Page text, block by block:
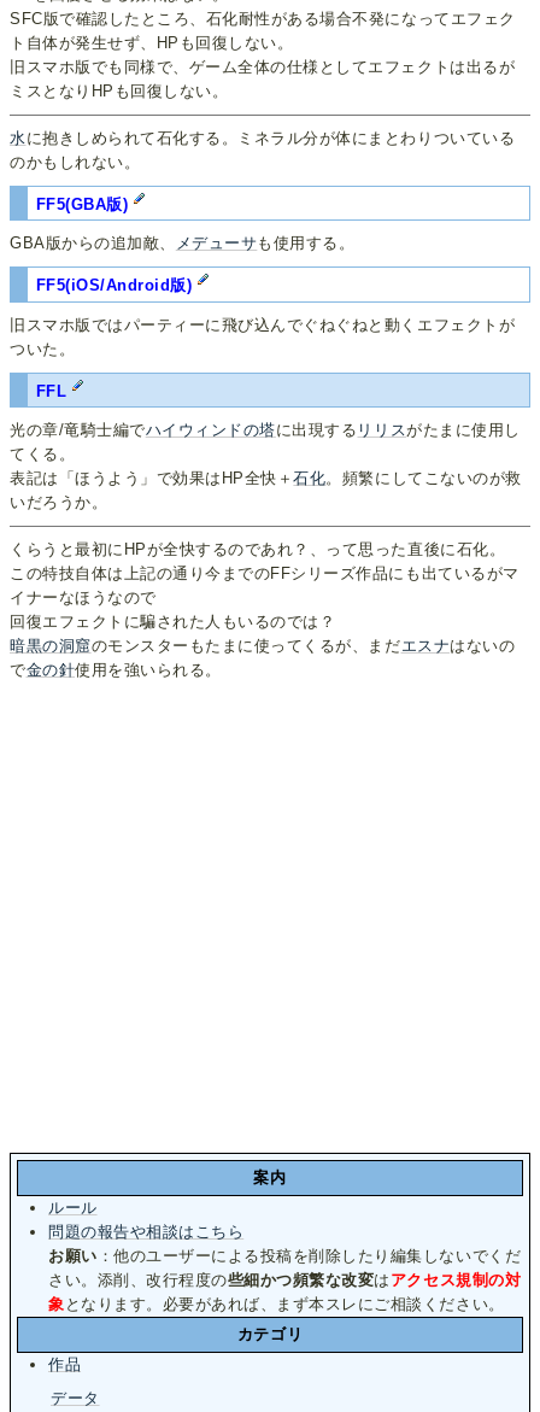
SFC版で確認したところ、石化耐性がある場合不発になってエフェク
ト自体が発生せず、HPも回復しない。
旧スマホ版でも同様で、ゲーム全体の仕様としてエフェクトは出るが
ミスとなりHPも回復しない。
水 に抱きしめられて石化する。ミネラル分が体にまとわりついている
のかもしれない。
FF5(GBA版)
GBA版からの追加敵、 メデューサも使用する。
FF5(iOS/Android版)
旧スマホ版ではパーティーに飛び込んでぐねぐねと動くエフェクトが
ついた。
FFL
光の章/竜騎士編でハイウィンドの塔に出現する リリスがたまに使用し
てくる。
表記は「ほうよう」で効果はHP全快＋石化。頻繁にしてこないのが救
いだろうか。
くらうと最初にHPが全快するのであれ？、って思った直後に石化。
この特技自体は上記の通り今までのFFシリーズ作品にも出ているがマ
イナーなほうなので
回復エフェクトに騙された人もいるのでは？
暗黒の洞窟のモンスターもたまに使ってくるが、まだエスナはないの
で金の針使用を強いられる。
案内
ルール
問題の報告や相談はこちら
お願い ：他のユーザーによる投稿を削除したり編集しないでくだ
さい。添削、改行程度の些細かつ頻繁な改変は アクセス規制の対
象 となります。必要があれば、まず本スレにご相談ください。
カテゴリ
作品
データ